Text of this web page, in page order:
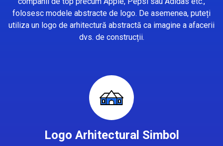
folosesc modele abstracte de logo. De asemenea, puteți
utiliza un logo de arhitectură abstractă ca imagine a afacerii
dvs. de construcții.
Logo Arhitectural Simbol